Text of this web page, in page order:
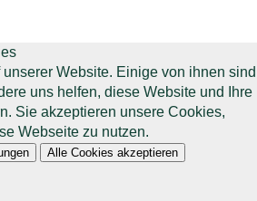
Website. Einige von ihnen sind
uns helfen, diese Website und Ihre
Sie akzeptieren unsere Cookies,
Webseite zu nutzen.
Alle Cookies akzeptieren